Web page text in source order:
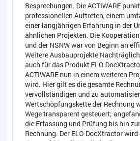
Besprechungen. Die ACTIWARE
professionellen Auftreten, einem
einer langjährigen Erfahrung in der
ähnlichen Projekten. Die
und der NSNW war von Beginn an
Weitere Ausbauprojekte
auch für das Produkt ELO
ACTIWARE nun in einem weiteren
wird. Hier gilt es die gesamte
vervollständigen und zu
Wertschöpfungskette der Rechnung
Wege transparent gesteuert;
die Erfassung und Prüfung bis hin
Rechnung. Der ELO DocXtractor